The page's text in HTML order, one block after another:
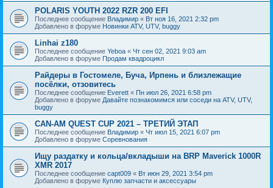
POLARIS YOUTH 2022 RZR 200 EFI
Последнее сообщение Владимир « Вт ноя 16, 2021 2:32 pm
Добавлено в форуме Новинки ATV, UTV, buggy
Linhai z180
Последнее сообщение Yeboa « Чт сен 02, 2021 9:03 am
Добавлено в форуме Продам квадроцикл
Райдеры в Гостомеле, Буча, Ирпень и близлежащие
посёлки, отзовитесь
Последнее сообщение Everett « Пн июл 26, 2021 6:58 pm
Добавлено в форуме Давайте познакомимся или соседи на ATV, UTV,
buggy
CAN-AM QUEST CUP 2021 – ТРЕТИЙ ЭТАП
Последнее сообщение Владимир « Чт июл 15, 2021 6:07 pm
Добавлено в форуме Соревнования
Ищу раздатку и кольца/вкладыши на BRP Maverick 1000R
XMR 2017
Последнее сообщение capt009 « Вт июн 29, 2021 3:54 pm
Добавлено в форуме Куплю запчасти и аксессуары